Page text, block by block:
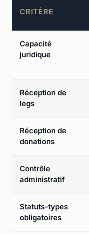
CRITÈRE
Capacité
juridique
Réception de
legs
Réception de
donations
Contrôle
administratif
Statuts-types
obligatoires